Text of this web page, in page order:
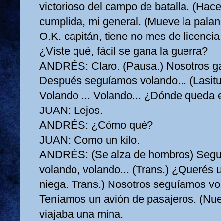
victorioso del campo de batalla.
cumplida, mi general. (Mueve la
O.K. capitán, tiene no mes de
¿Viste qué, fácil se gana la guerra?
ANDRÉS: Claro. (Pausa.) Nosotros
Después seguíamos volando...
Volando ... Volando... ¿Dónde queda
JUAN: Lejos.
ANDRÉS: ¿Cómo qué?
JUAN: Como un kilo.
ANDRÉS: (Se alza de hombros)
volando, volando... (Trans.) ¿Querés
niega. Trans.) Nosotros seguíamos
Teníamos un avión de pasajeros.
viajaba una mina.